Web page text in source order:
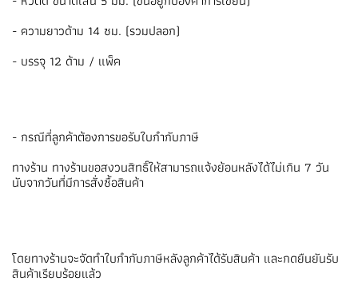
- ความยาวด้าม 14 ซม. (รวมปลอก)
- บรรจุ 12 ด้าม / แพ็ค
- กรณีที่ลูกค้าต้องการขอรับใบกำกับภาษี
ทางร้าน ทางร้านขอสงวนสิทธิ์ให้สามารถแจ้งย้อนหลังได้ไม่เกิน 7 วัน
นับจากวันที่มีการสั่งซื้อสินค้า
โดยทางร้านจะจัดทำใบกำกับภาษีหลังลูกค้าได้รับสินค้า และกดยืนยันรับ
สินค้าเรียบร้อยแล้ว